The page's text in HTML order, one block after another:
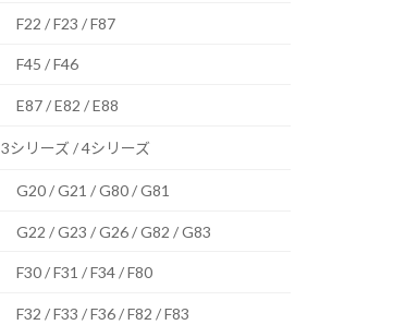
F22 / F23 / F87
F45 / F46
E87 / E82 / E88
3シリーズ / 4シリーズ
G20 / G21 / G80 / G81
G22 / G23 / G26 / G82 / G83
F30 / F31 / F34 / F80
F32 / F33 / F36 / F82 / F83